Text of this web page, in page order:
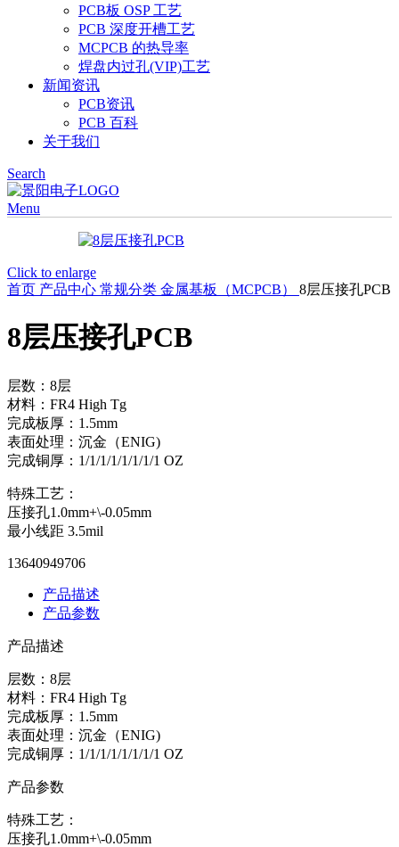
PCB板 OSP 工艺
PCB 深度开槽工艺
MCPCB 的热导率
焊盘内过孔(VIP)工艺
新闻资讯
PCB资讯
PCB 百科
关于我们
Search
Menu
Click to enlarge
首页 产品中心 常规分类 金属基板（MCPCB） 8层压接孔PCB
8层压接孔PCB
层数：8层
材料：FR4 High Tg
完成板厚：1.5mm
表面处理：沉金（ENIG)
完成铜厚：1/1/1/1/1/1/1/1 OZ
特殊工艺：
压接孔1.0mm+\-0.05mm
最小线距 3.5mil
13640949706
产品描述
产品参数
产品描述
层数：8层
材料：FR4 High Tg
完成板厚：1.5mm
表面处理：沉金（ENIG)
完成铜厚：1/1/1/1/1/1/1/1 OZ
产品参数
特殊工艺：
压接孔1.0mm+\-0.05mm